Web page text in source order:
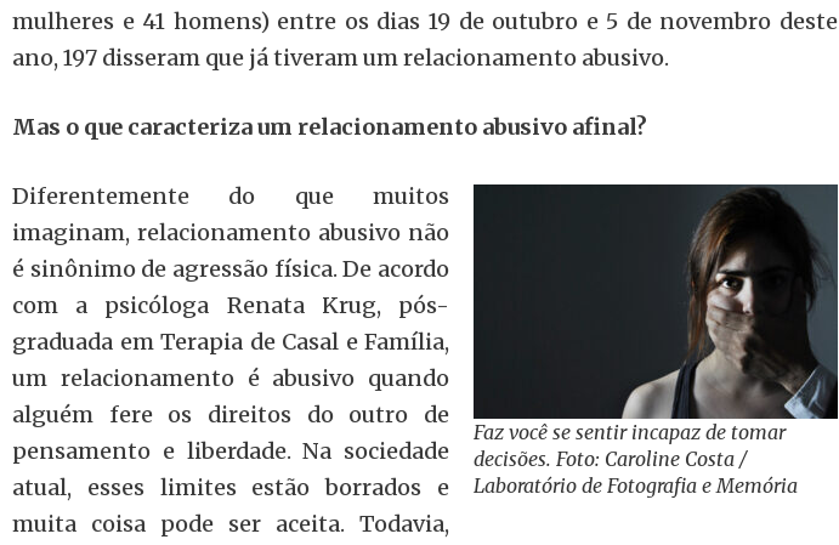
mulheres e 41 homens) entre os dias 19 de outubro e 5 de novembro deste
ano, 197 disseram que já tiveram um relacionamento abusivo.
Mas o que caracteriza um relacionamento abusivo afinal?
Faz você se sentir incapaz de tomar
decisões. Foto: Caroline Costa /
Laboratório de Fotografia e Memória
Diferentemente do que muitos
imaginam, relacionamento abusivo não
é sinônimo de agressão física. De acordo
com a psicóloga Renata Krug, pós-
graduada em Terapia de Casal e Família,
um relacionamento é abusivo quando
alguém fere os direitos do outro de
pensamento e liberdade. Na sociedade
atual, esses limites estão borrados e
muita coisa pode ser aceita. Todavia,